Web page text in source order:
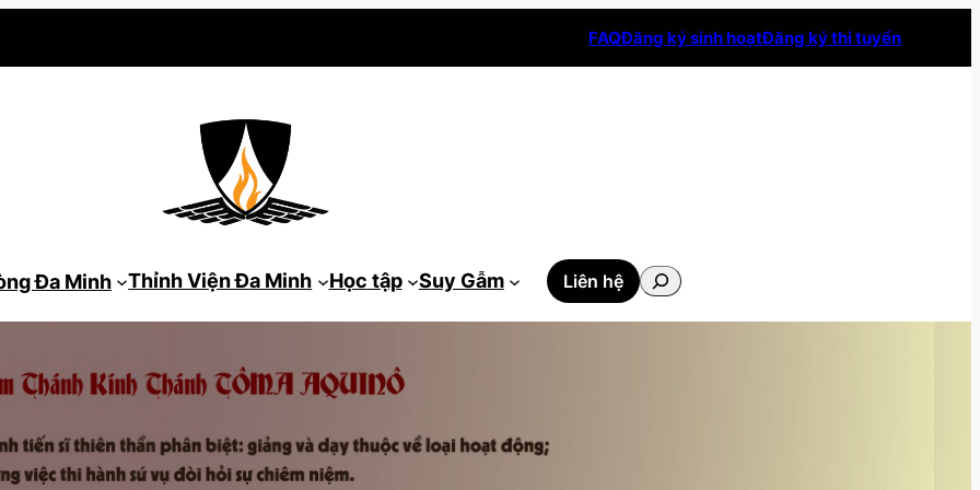
FAQĐăng ký sinh hoạtĐăng ký thi tuyển
Đa Minh Thỉnh Viện Đa Minh Học tập Suy Gẫm Liên hệ
Tìm
kiếm